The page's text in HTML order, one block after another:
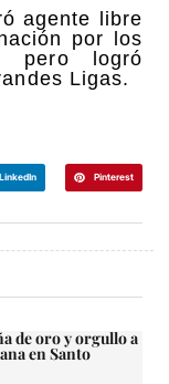
agente libre
por los
pero logró
Ligas.
LinkedIn Pinterest
de oro y orgullo a
en Santo